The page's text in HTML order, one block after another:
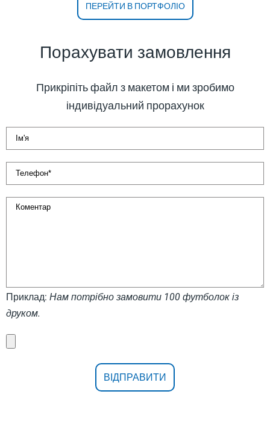
ПЕРЕЙТИ В ПОРТФОЛІО
Порахувати замовлення
Прикріпіть файл з макетом і ми зробимо
індивідуальний прорахунок
Приклад: Нам потрібно замовити 100 футболок із
друком.